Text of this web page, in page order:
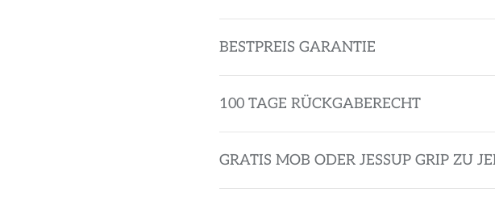
BESTPREIS GARANTIE
100 TAGE RÜCKGABERECHT
GRATIS MOB ODER JESSUP GRIP ZU